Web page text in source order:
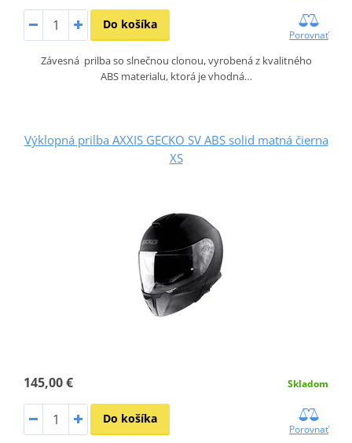
Do košíka
Porovnať
Závesná prilba so slnečnou clonou, vyrobená z kvalitného
ABS materialu, ktorá je vhodná…
Výklopná prilba AXXIS GECKO SV ABS solid matná čierna
XS
145,00 € Skladom
Do košíka
Porovnať